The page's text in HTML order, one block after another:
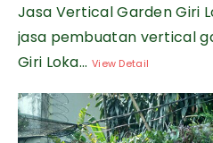
Jasa Vertical Garden Giri
jasa pembuatan vertical
Giri Loka... View Detail